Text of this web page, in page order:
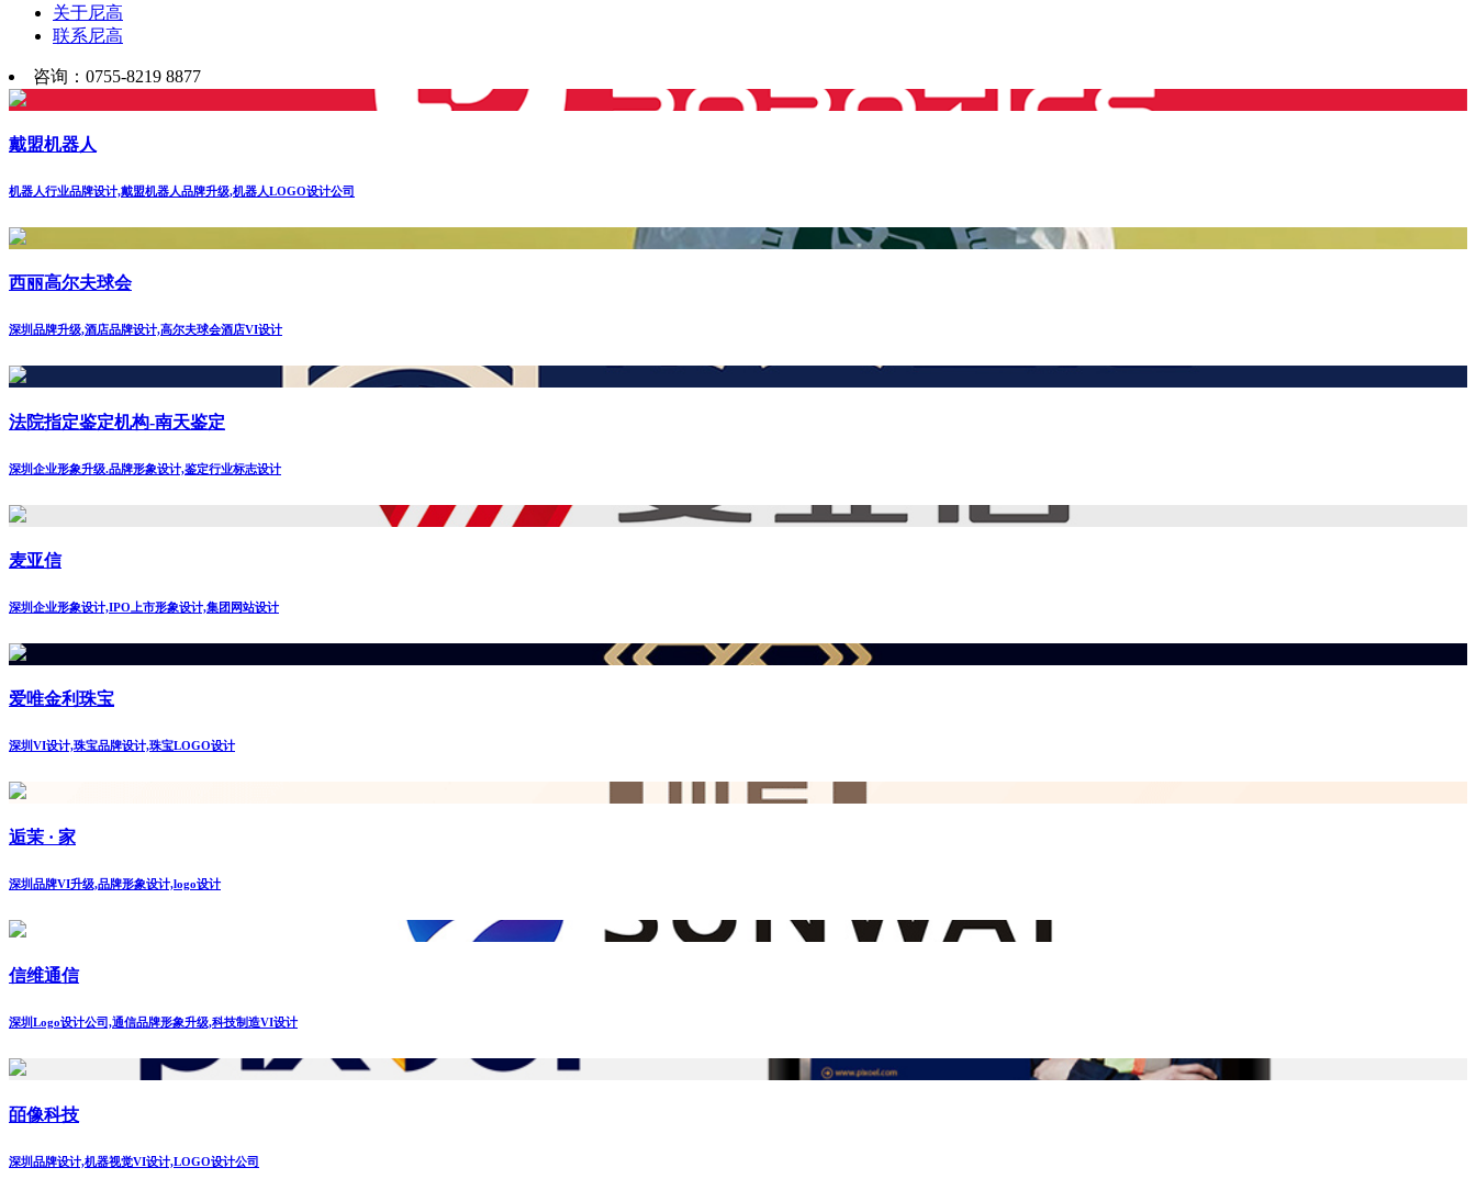
关于尼高
联系尼高
咨询：0755-8219 8877
戴盟机器人
机器人行业品牌设计,戴盟机器人品牌升级,机器人LOGO设计公司
西丽高尔夫球会
深圳品牌升级,酒店品牌设计,高尔夫球会酒店VI设计
法院指定鉴定机构-南天鉴定
深圳企业形象升级.品牌形象设计,鉴定行业标志设计
麦亚信
深圳企业形象设计,IPO上市形象设计,集团网站设计
爱唯金利珠宝
深圳VI设计,珠宝品牌设计,珠宝LOGO设计
逅茉 · 家
深圳品牌VI升级,品牌形象设计,logo设计
信维通信
深圳Logo设计公司,通信品牌形象升级,科技制造VI设计
皕像科技
深圳品牌设计,机器视觉VI设计,LOGO设计公司